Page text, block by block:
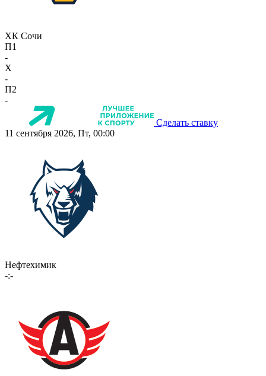
ХК Сочи
П1
-
X
-
П2
-
Сделать ставку
11 сентября 2026, Пт, 00:00
Нефтехимик
-:-